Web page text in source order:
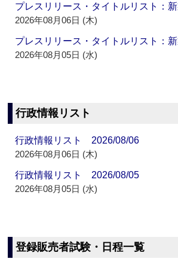
プレスリリース・タイトルリスト：
2026年08月06日 (木)
プレスリリース・タイトルリスト：
2026年08月05日 (水)
行政情報リスト
行政情報リスト 2026/08/06
2026年08月06日 (木)
行政情報リスト 2026/08/05
2026年08月05日 (水)
登録販売者試験・日程一覧